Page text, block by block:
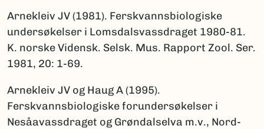
Arnekleiv JV (1981). Ferskvannsbiologiske
undersøkelser i Lomsdalsvassdraget 1980-81.
K. norske Vidensk. Selsk. Mus. Rapport Zool. Ser.
1981, 20: 1-69.
Arnekleiv JV og Haug A (1995).
Ferskvannsbiologiske forundersøkelser i
Nesåavassdraget og Grøndalselva m.v., Nord-